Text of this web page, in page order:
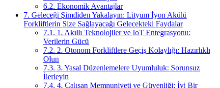
6.2. Ekonomik Avantajlar
7. Geleceği Şimdiden Yakalayın: Lityum İyon Akülü
Forkliftlerin Size Sağlayacağı Gelecekteki Faydalar
7.1. 1. Akıllı Teknolojiler ve IoT Entegrasyonu:
Verilerin Gücü
7.2. 2. Otonom Forkliftlere Geçiş Kolaylığı: Hazırlıklı
Olun
7.3. 3. Yasal Düzenlemelere Uyumluluk: Sorunsuz
İlerleyin
7.4. 4. Çalışan Memnuniyeti ve Güvenliği: İyi Bir